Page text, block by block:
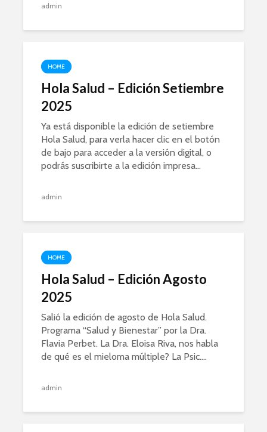
admin
HOME
Hola Salud – Edición Setiembre
2025
Ya está disponible la edición de setiembre
Hola Salud, para verla hacer clic en el botón
de bajo para acceder a la versión digital, o
podrás suscribirte a la edición impresa...
admin
HOME
Hola Salud – Edición Agosto
2025
Salió la edición de agosto de Hola Salud.
Programa “Salud y Bienestar” por la Dra.
Flavia Perbet. La Dra. Eloisa Riva, nos habla
de qué es el mieloma múltiple? La Psic....
admin